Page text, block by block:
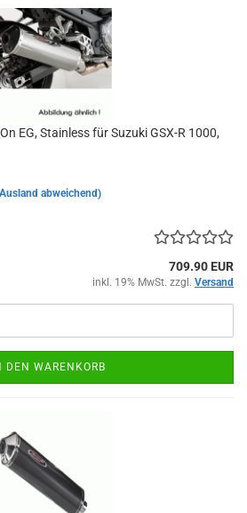
EG, Stainless für Suzuki GSX-R 1000,
abweichend)
709.90 EUR
inkl. 19% MwSt. zzgl. Versand
DEN WARENKORB